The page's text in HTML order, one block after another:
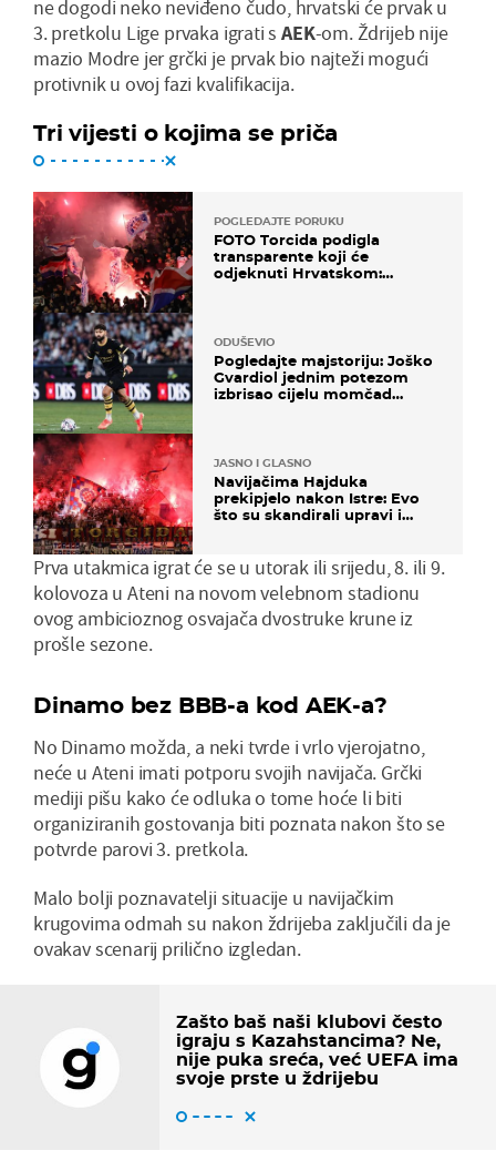
ne dogodi neko neviđeno čudo, hrvatski će prvak u
3. pretkolu Lige prvaka igrati sAEK-om. Ždrijeb nije
mazio Modre jer grčki je prvak bio najteži mogući
protivnik u ovoj fazi kvalifikacija.
Tri vijesti o kojima se priča
POGLEDAJTE PORUKU
FOTO Torcida podigla
transparente koji će
odjeknuti Hrvatskom:
ODUŠEVIO
Pogledajte majstoriju: Joško
Gvardiol jednim potezom
izbrisao cijelu momčad
JASNO I GLASNO
Navijačima Hajduka
prekipjelo nakon Istre: Evo
što su skandirali upravi i
Prva utakmica igrat će se u utorak ili srijedu, 8. ili 9.
kolovoza u Ateni na novom velebnom stadionu
ovog ambicioznog osvajača dvostruke krune iz
prošle sezone.
Dinamo bez BBB-a kod AEK-a?
No Dinamo možda, a neki tvrde i vrlo vjerojatno,
neće u Ateni imati potporu svojih navijača. Grčki
mediji pišu kako će odluka o tome hoće li biti
organiziranih gostovanja biti poznata nakon što se
potvrde parovi 3. pretkola.
Malo bolji poznavatelji situacije u navijačkim
krugovima odmah su nakon ždrijeba zaključili da je
ovakav scenarij prilično izgledan.
Zašto baš naši klubovi često
igraju s Kazahstancima? Ne,
nije puka sreća, već UEFA ima
svoje prste u ždrijebu